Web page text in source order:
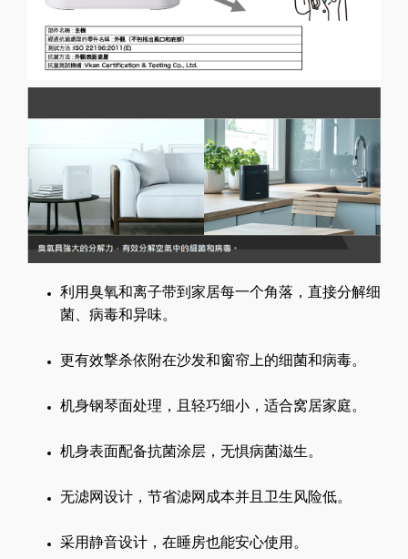
利用臭氧和离子带到家居每一个角落，直接分解细
菌、病毒和异味。
更有效撃杀依附在沙发和窗帘上的细菌和病毒。
机身钢琴面处理，且轻巧细小，适合窝居家庭。
机身表面配备抗菌涂层，无惧病菌滋生。
无滤网设计，节省滤网成本并且卫生风险低。
采用静音设计，在睡房也能安心使用。